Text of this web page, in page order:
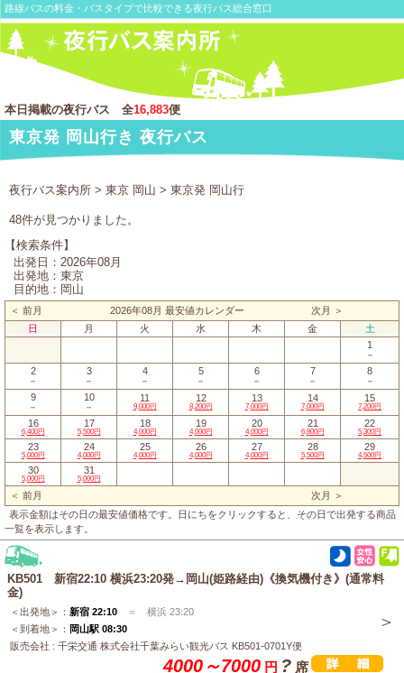
路線バスの料金・バスタイプで比較できる夜行バス総合窓口
本日掲載の夜行バス 全16,883便
東京発 岡山行き 夜行バス
夜行バス案内所 > 東京 岡山 > 東京発 岡山行
48件が見つかりました。
【検索条件】
出発日：2026年08月
出発地：東京
目的地：岡山
＜ 前月 2026年08月 最安値カレンダー
次月 ＞
日
月 火 水 木 金
土
1
－
2
－
3
－
4
－
5
－
6
－
7
－
8
－
9
－
10
－
11
9,000円
12
8,200円
13
7,000円
14
7,000円
15
7,200円
16
6,400円
17
5,500円
18
4,000円
19
4,000円
20
4,000円
21
6,800円
22
5,300円
23
5,000円
24
4,000円
25
4,000円
26
4,000円
27
4,000円
28
5,500円
29
4,500円
30
5,000円
31
5,000円
＜ 前月
次月 ＞
表示金額はその日の最安値価格です。日にちをクリックすると、その日で出発する商品
一覧を表示します。
KB501 新宿22:10 横浜23:20発→岡山(姫路経由)《換気機付き》(通常料
金)
＜出発地＞： 新宿 22:10 ＝ 横浜 23:20
＜到着地＞： 岡山駅 08:30
販売会社 : 千栄交通 株式会社千葉みらい観光バス KB501-0701Y便
4000～7000 円 ? 席